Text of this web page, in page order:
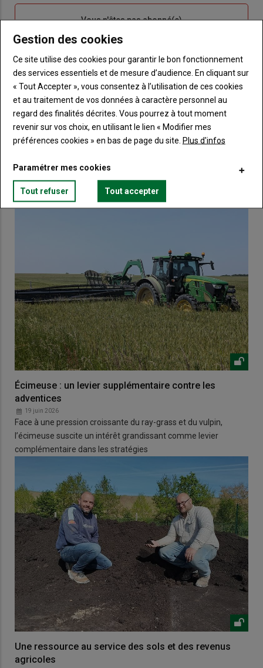
Sous-
Vous n'êtes pas abonné(e)
TITRE CRÉEZ UN COMPTE
BodyChoisissez votre formule et créez votre
compte pour accéder à tout Terre de
Touraine.
Lien Créez un compte
VOUS AIMEREZ AUSSI
Écimeuse : un levier supplémentaire contre les
adventices
19 juin 2026
Face à une pression croissante du ray-grass et du vulpin,
l’écimeuse suscite un intérêt grandissant comme levier
complémentaire dans les stratégies
Une ressource au service des sols et des revenus
agricoles
Gestion des cookies
Ce site utilise des cookies pour garantir le bon fonctionnement
des services essentiels et de mesure d’audience. En cliquant sur
« Tout Accepter », vous consentez à l’utilisation de ces cookies
et au traitement de vos données à caractère personnel au
regard des finalités décrites. Vous pourrez à tout moment
revenir sur vos choix, en utilisant le lien « Modifier mes
préférences cookies » en bas de page du site. Plus d'infos
Paramétrer mes cookies
Tout refuser Tout accepter